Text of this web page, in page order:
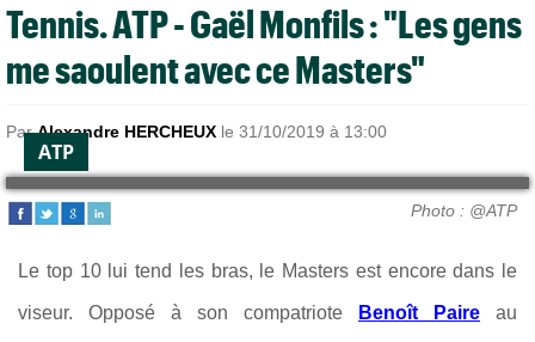
Tennis. ATP - Gaël Monfils : "Les gens
me saoulent avec ce Masters"
ParAlexandre HERCHEUX le 31/10/2019 à 13:00
ATP
Photo : @ATP
Le top 10 lui tend les bras, le Masters est encore dans le
viseur. Opposé à son compatriote Benoît Paire au